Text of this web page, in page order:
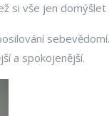
si vše jen
a spokojenější.